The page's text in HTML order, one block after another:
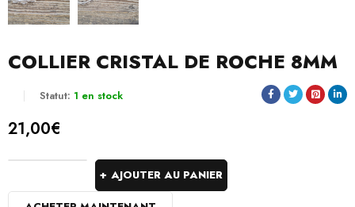
COLLIER CRISTAL DE ROCHE 8MM
Statut: 1 en stock
21,00€
AJOUTER AU PANIER